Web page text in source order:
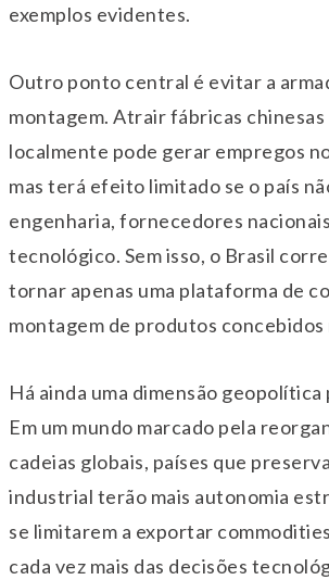
exemplos evidentes.
Outro ponto central é evitar a
montagem. Atrair fábricas
localmente pode gerar empregos
mas terá efeito limitado se o país
engenharia, fornecedores
tecnológico. Sem isso, o Brasil
tornar apenas uma plataforma de
montagem de produtos
Há ainda uma dimensão
Em um mundo marcado pela
cadeias globais, países que
industrial terão mais autonomia
se limitarem a exportar
cada vez mais das decisões